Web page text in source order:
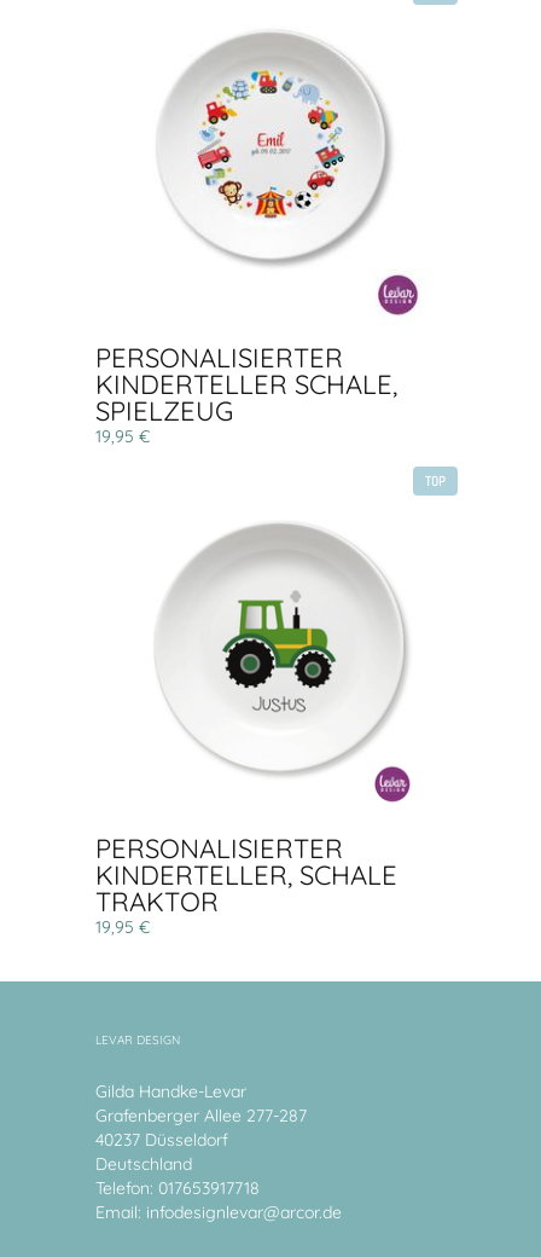
PERSONALISIERTER
KINDERTELLER SCHALE,
SPIELZEUG
19,95 €
TOP
PERSONALISIERTER
KINDERTELLER, SCHALE
TRAKTOR
19,95 €
LEVAR DESIGN
Gilda Handke-Levar
Grafenberger Allee 277-287
40237 Düsseldorf
Deutschland
Telefon: 017653917718
Email: infodesignlevar@arcor.de